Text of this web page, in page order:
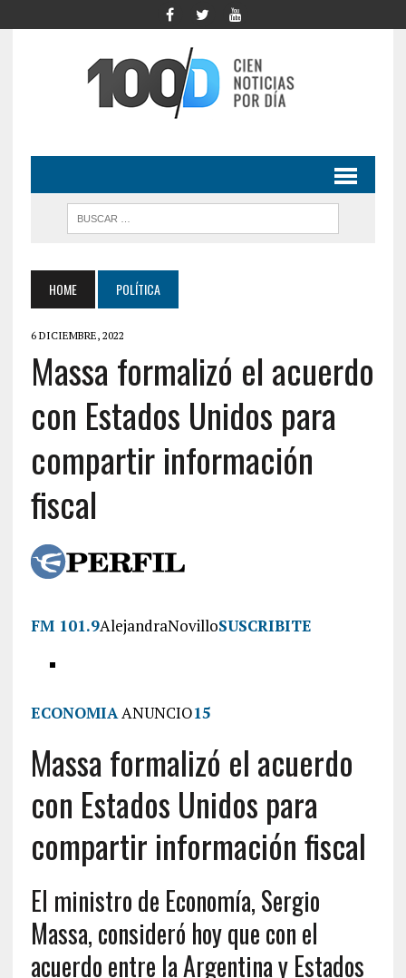
HOME POLÍTICA
6 DICIEMBRE, 2022
Massa formalizó el acuerdo
con Estados Unidos para
compartir información
fiscal
FM 101.9AlejandraNovilloSUSCRIBITE
ECONOMIAANUNCIO15
Massa formalizó el acuerdo
con Estados Unidos para
compartir información fiscal
El ministro de Economía, Sergio
Massa, consideró hoy que con el
acuerdo entre la Argentina y Estados